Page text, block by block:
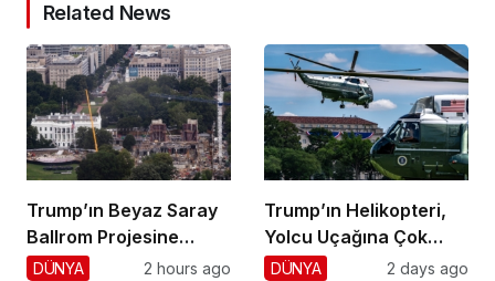
Related News
Trump’ın Beyaz Saray
Ballrom Projesine
Durdurma
DÜNYA 2 hours ago
Trump’ın Helikopteri,
Yolcu Uçağına Çok
Yaklaştı!
DÜNYA 2 days ago